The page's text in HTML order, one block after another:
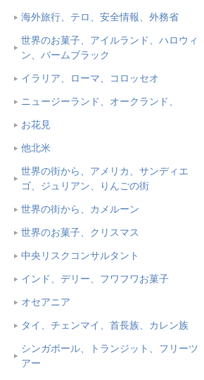
海外旅行、テロ、安全情報、外務省
世界のお菓子、アイルランド、ハロウィ
ン、バームブラック
イラリア、ローマ、コロッセオ
ニュージーランド、オークランド、
お花見
他北米
世界の街から、アメリカ、サンディエ
ゴ、ジュリアン、りんごの街
世界の街から、カメルーン
世界のお菓子、クリスマス
中央リスクコンサルタント
インド、デリー、フワフワお菓子
オセアニア
タイ、チェンマイ、首長族、カレン族
シンガポール、トランジット、フリーツ
アー